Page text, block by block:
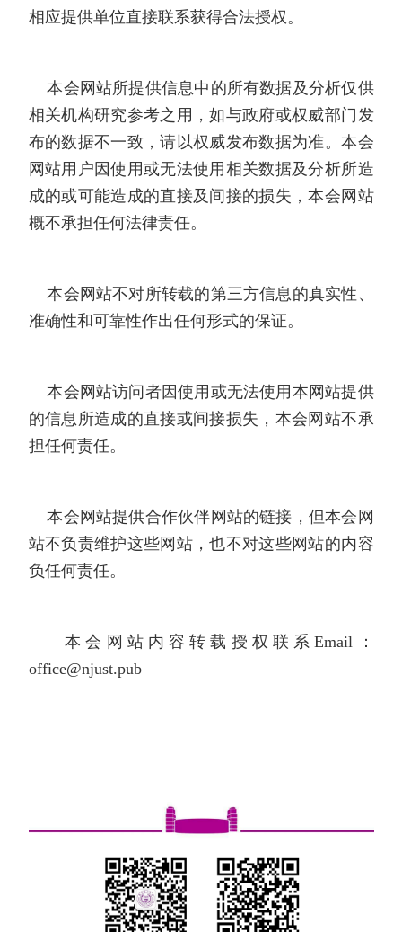
相应提供单位直接联系获得合法授权。
本会网站所提供信息中的所有数据及分析仅供
相关机构研究参考之用，如与政府或权威部门发
布的数据不一致，请以权威发布数据为准。本会
网站用户因使用或无法使用相关数据及分析所造
成的或可能造成的直接及间接的损失，本会网站
概不承担任何法律责任。
本会网站不对所转载的第三方信息的真实性、
准确性和可靠性作出任何形式的保证。
本会网站访问者因使用或无法使用本网站提供
的信息所造成的直接或间接损失，本会网站不承
担任何责任。
本会网站提供合作伙伴网站的链接，但本会网
站不负责维护这些网站，也不对这些网站的内容
负任何责任。
本会网站内容转载授权联系Email：
office@njust.pub